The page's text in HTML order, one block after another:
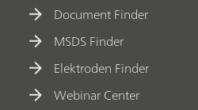
Document Finder
MSDS Finder
Elektroden Finder
Webinar Center